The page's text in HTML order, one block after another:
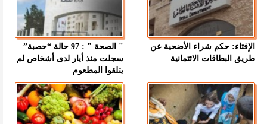
الإفتاء: حكم شراء الأضحية عن
طريق البطاقات الائتمانية
" الصحة " : 97 حالة “حصبة”
سجلت منذ أيار لدى أشخاص لم
يتلقوا المطعوم